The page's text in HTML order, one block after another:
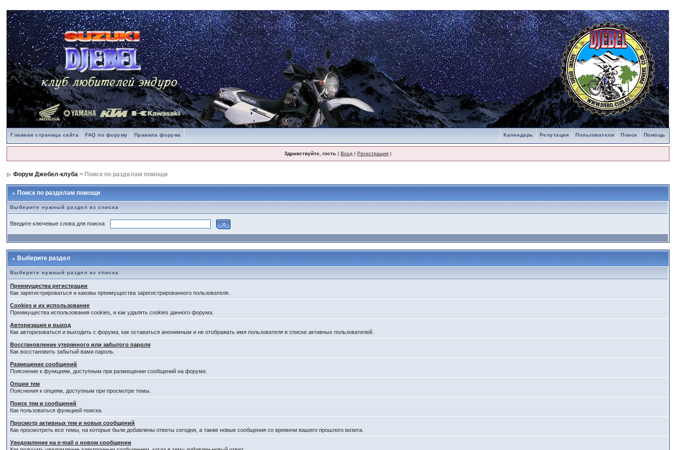
Главная страница сайта FAQ по форуму Правила форума Помощь
Поиск
Пользователи
Репутация
Календарь
Здравствуйте, гость (Вход |Регистрация )
Форум Джебел-клуба > Поиск по разделам помощи
Поиск по разделам помощи
Выберите нужный раздел из списка
Введите ключевые слова для поиска
Выберите раздел
Выберите нужный раздел из списка
Преимущества регистрации
Как зарегистрироваться и каковы преимущества зарегистрированного пользователя.
Cookies и их использование
Преимущества использования cookies, и как удалять cookies данного форума.
Авторизация и выход
Как авторизоваться и выходить с форума, как оставаться анонимным и не отображать имя пользователя в списке активных пользователей.
Восстановление утерянного или забытого пароля
Как восстановить забытый вами пароль.
Размещение сообщений
Пояснение к функциям, доступным при размещении сообщений на форуме.
Опции тем
Пояснения к опциям, доступным при просмотре темы.
Поиск тем и сообщений
Как пользоваться функцией поиска.
Просмотр активных тем и новых сообщений
Как просмотреть все темы, на которые были добавлены ответы сегодня, а также новые сообщения со времени вашего прошлого визита.
Уведомление на е-mail о новом сообщении